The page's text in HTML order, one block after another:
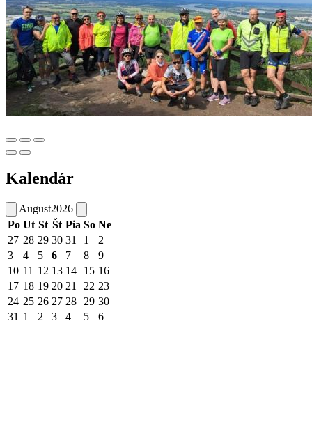
Kalendár
August2026
Po Ut St Št Pia So Ne
27 28 29 30 31 1
2
3
4 5 6 7 8
9
10 11 12 13 14 15 16
17 18 19 20 21 22 23
24 25 26 27 28 29 30
31 1 2 3 4 5 6